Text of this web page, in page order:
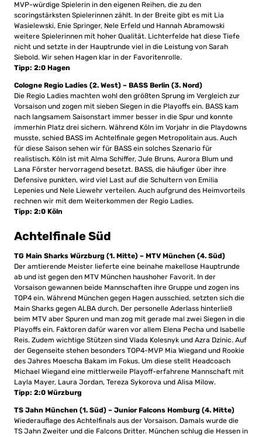
MVP-würdige Spielerin in den eigenen Reihen, die zu den
scoringstärksten Spielerinnen zählt. In der Breite gibt es mit Lia
Wasielewski, Enie Springer, Nele Erfeld und Hannah Abramowski
weitere Spielerinnen mit hoher Qualität. Lichterfelde hat diese Tiefe
nicht und setzte in der Hauptrunde viel in die Leistung von Sarah
Siebold. Wir sehen Hagen klar in der Favoritenrolle.
Tipp: 2:0 Hagen
Cologne Regio Ladies (2. West) – BASS Berlin (3. Nord)
Die Regio Ladies machten wohl den größten Sprung im Vergleich zur
Vorsaison und zogen mit sieben Siegen in die Playoffs ein. BASS kam
nach langsamem Saisonstart immer besser in die Spur und konnte
immerhin Platz drei sichern. Während Köln im Vorjahr in die Playdowns
musste, schied BASS im Achtelfinale gegen Metropolitain aus. Auch
für diese Saison sehen wir für BASS ein solches Szenario für
realistisch. Köln ist mit Alma Schiffer, Jule Bruns, Aurora Blum und
Lana Förster hervorragend besetzt. BASS, die häufiger über ihre
Defensive punkten, wird viel Last auf die Schultern von Emilia
Lepenies und Nele Liewehr verteilen. Auch aufgrund des Heimvorteils
rechnen wir mit dem Weiterkommen der Regio Ladies.
Tipp: 2:0 Köln
Achtelfinale Süd
TG Main Sharks Würzburg (1. Mitte) – MTV München (4. Süd)
Der amtierende Meister lieferte eine beinahe makellose Hauptrunde
ab und ist gegen den MTV München haushoher Favorit. In der
Vorsaison gewannen beide Mannschaften ihre Gruppe und zogen ins
TOP4 ein. Während München gegen Hagen ausschied, setzten sich die
Main Sharks gegen ALBA durch. Der personelle Aderlass hinterließ
beim MTV aber Spuren und man zog mit gerade mal zwei Siegen in die
Playoffs ein. Faktoren dafür waren vor allem Elena Pecha und Isabelle
Reis. Zudem wichtige Stützen sind Vlada Kolesnyk und Azra Dzinic. Auf
der Gegenseite stehen besonders TOP4-MVP Mia Wiegand und Rookie
des Jahres Moescha Bakam im Fokus. Um diese stellt Headcoach
Michael Wiegand eine mittlerweile Playoff-erfahrene Mannschaft mit
Layla Mayer, Laura Jordan, Tereza Sykorova und Alisa Milow.
Tipp: 2:0 Würzburg
TS Jahn München (1. Süd) – Junior Falcons Homburg (4. Mitte)
Wiederauflage des Achtelfinals aus der Vorsaison. Damals wurde die
TS Jahn Zweiter und die Falcons Dritter. München schlug die Hessen in